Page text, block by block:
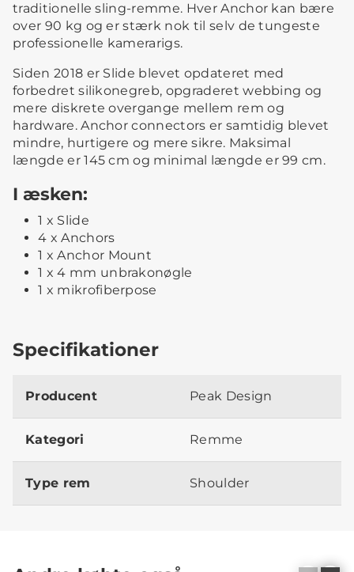
traditionelle sling-remme. Hver Anchor kan bære
over 90 kg og er stærk nok til selv de tungeste
professionelle kamerarigs.
Siden 2018 er Slide blevet opdateret med
forbedret silikonegreb, opgraderet webbing og
mere diskrete overgange mellem rem og
hardware. Anchor connectors er samtidig blevet
mindre, hurtigere og mere sikre. Maksimal
længde er 145 cm og minimal længde er 99 cm.
I æsken:
1 x Slide
4 x Anchors
1 x Anchor Mount
1 x 4 mm unbrakonøgle
1 x mikrofiberpose
Specifikationer
Producent Peak Design
Kategori Remme
Type rem Shoulder